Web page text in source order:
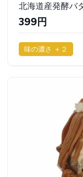
399円
味の濃さ ＋２